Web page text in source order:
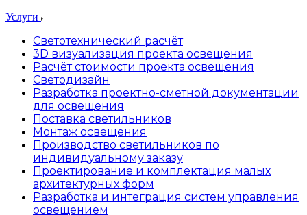
Услуги
Светотехнический расчёт
3D визуализация проекта освещения
Расчёт стоимости проекта освещения
Светодизайн
Разработка проектно-сметной документации
для освещения
Поставка светильников
Монтаж освещения
Производство светильников по
индивидуальному заказу
Проектирование и комплектация малых
архитектурных форм
Разработка и интеграция систем управления
освещением